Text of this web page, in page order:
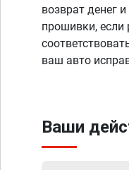
возврат денег
прошивки, если
ваш авто
Ваши